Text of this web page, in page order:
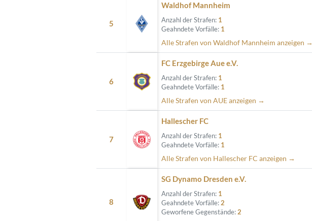
5
Waldhof Mannheim
Anzahl der Strafen: 1
Geahndete Vorfälle: 1
Alle Strafen von Waldhof Mannheim anzeigen →
6
FC Erzgebirge Aue e.V.
Anzahl der Strafen: 1
Geahndete Vorfälle: 1
Alle Strafen von AUE anzeigen →
7
Hallescher FC
Anzahl der Strafen: 1
Geahndete Vorfälle: 1
Alle Strafen von Hallescher FC anzeigen →
8
SG Dynamo Dresden e.V.
Anzahl der Strafen: 1
Geahndete Vorfälle:2
Geworfene Gegenstände:2